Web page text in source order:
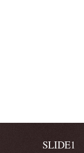
SLIDE1